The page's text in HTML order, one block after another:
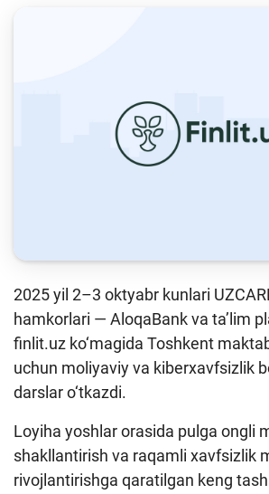
Finlit.uz yangiliklari
OAVda loyihalar
Interaktiv xizmatlar
Fotogalereya
Loyiha haqida
Kengaytirilgan qidiruv
Sayt xaritasi
2025 yil 2–3 oktyabr kunlari
hamkorlari — AloqaBank va ta’lim
finlit.uz ko‘magida Toshkent
uchun moliyaviy va kiberxavfsizlik
darslar o‘tkazdi.
Loyiha yoshlar orasida pulga ongli
shakllantirish va raqamli xavfsizlik
rivojlantirishga qaratilgan keng